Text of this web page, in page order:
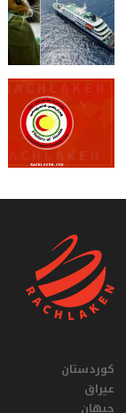
کوردستان
عيراق
جیهان